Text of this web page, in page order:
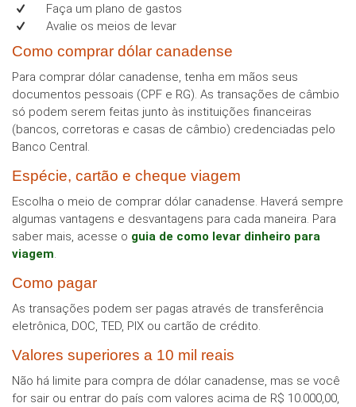
Faça um plano de gastos
Avalie os meios de levar
Como comprar dólar canadense
Para comprar dólar canadense, tenha em mãos seus
documentos pessoais (CPF e RG). As transações de câmbio
só podem serem feitas junto às instituições financeiras
(bancos, corretoras e casas de câmbio) credenciadas pelo
Banco Central.
Espécie, cartão e cheque viagem
Escolha o meio de comprar dólar canadense. Haverá sempre
algumas vantagens e desvantagens para cada maneira. Para
saber mais, acesse o guia de como levar dinheiro para
viagem.
Como pagar
As transações podem ser pagas através de transferência
eletrônica, DOC, TED, PIX ou cartão de crédito.
Valores superiores a 10 mil reais
Não há limite para compra de dólar canadense, mas se você
for sair ou entrar do país com valores acima de R$ 10.000,00,